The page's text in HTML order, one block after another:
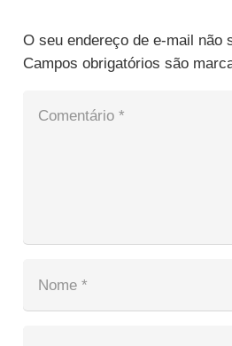
O seu endereço de e-mail não
Campos obrigatórios são